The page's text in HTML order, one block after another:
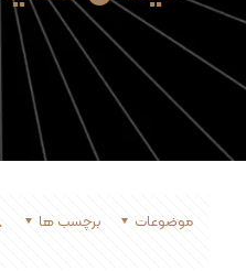
موضوعات برچسب ها